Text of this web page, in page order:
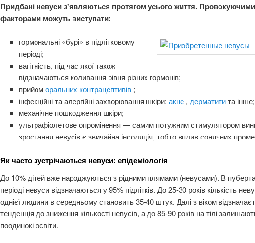
Придбані невуси з'являються протягом усього життя. Провокуючими
факторами можуть виступати:
гормональні «бурі» в підлітковому
періоді;
вагітність, під час якої також
відзначаються коливання рівня різних гормонів;
прийоморальних контрацептивів ;
інфекційні та алергійні захворювання шкіри:акне , дерматитита інше;
механічне пошкодження шкіри;
ультрафіолетове опромінення — самим потужним стимулятором
зростання невусів є звичайна інсоляція, тобто вплив сонячних
Як часто зустрічаються невуси: епідеміологія
До 10% дітей вже народжуються з рідними плямами (невусами). В
періоді невуси відзначаються у 95% підлітків. До 25-30 років кількість
однієї людини в середньому становить 35-40 штук. Далі з віком
тенденція до зниження кількості невусів, а до 85-90 років на тілі
поодинокі освіти.